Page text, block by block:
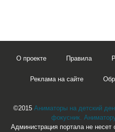
О проекте Правила
Реклама на сайте
©2015 Аниматоры на детский
фокусник.
Администрация портала не несет